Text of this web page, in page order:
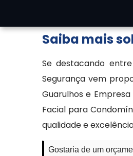
Saiba mais
Se destacando
Segurança vem
Guarulhos e
Facial para
qualidade e
Gostaria de um